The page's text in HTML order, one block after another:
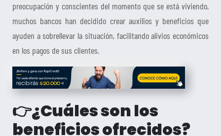
preocupación y conscientes del momento que se está viviendo,
muchos bancos han decidido crear auxilios y beneficios que
ayuden a sobrellevar la situación, facilitando alivios económicos
en los pagos de sus clientes.
👉¿Cuáles son los
beneficios ofrecidos?